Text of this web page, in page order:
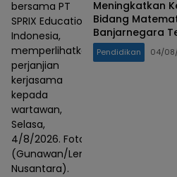
bersama PT
SPRIX Education
Indonesia,
memperlihatkan
perjanjian
kerjasama
kepada
wartawan,
Selasa,
4/8/2026. Foto :
(Gunawan/Lensa
Nusantara).
Meningkatkan
Bidang
Banjarnegara
SPRIX Asal
Pendidikan 04/